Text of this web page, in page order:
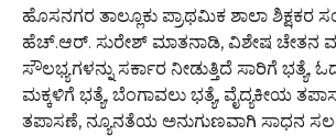
ಹೊಸನಗರ ತಾಲ್ಲೂಕು ಪ್ರಾಥಮಿಕ ಶಾಲಾ ಶಿಕ್ಷಕರ
ಹೆಚ್.ಆರ್. ಸುರೇಶ್‌ ಮಾತನಾಡಿ, ವಿಶೇಷ ಚೇತನ
ಸೌಲಭ್ಯಗಳನ್ನು ಸರ್ಕಾರ ನೀಡುತ್ತಿದೆ ಸಾರಿಗೆ ಭತ್ಯೆ,
ಮಕ್ಕಳಿಗೆ ಭತ್ಯೆ, ಬೆಂಗಾವಲು ಭತ್ಯೆ, ವೈದ್ಯಕೀಯ
ತಪಾಸಣೆ, ನ್ಯೂನತೆಯ ಅನುಗುಣವಾಗಿ ಸಾಧನ